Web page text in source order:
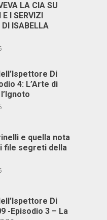
LA CIA SU
I SERVIZI
ISABELLA
Di
4: L’Arte di
e quella nota
file segreti della
Di
-Episodio 3 – La